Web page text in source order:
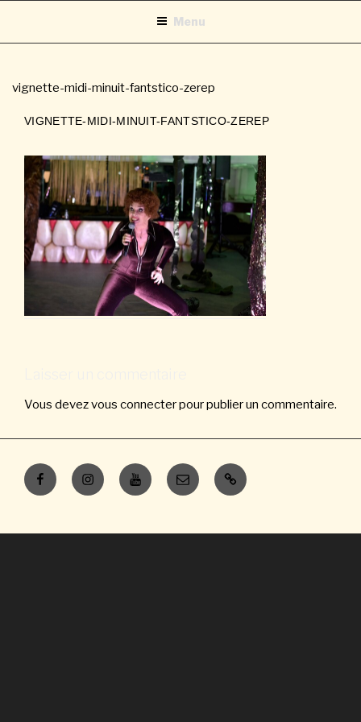
contenu
Menu
vignette-midi-minuit-fantstico-zerep
VIGNETTE-MIDI-MINUIT-FANTSTICO-ZEREP
Vous devezvous connecterpour publier un commentaire.
FacebookInstagramYoutubeE-
mail
Contacts